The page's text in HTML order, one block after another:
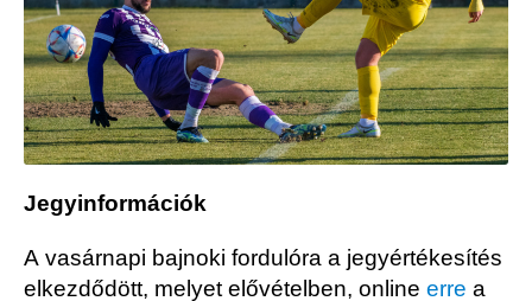
Jegyinformációk
A vasárnapi bajnoki fordulóra a jegyértékesítés
elkezdődött, melyet elővételben, online erre a